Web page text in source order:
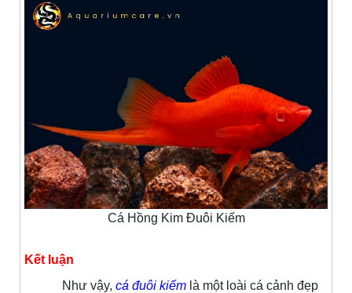
Cá Hồng Kim Đuôi Kiếm
Kết luận
Như vậy, cá đuôi kiếm là một loài cá cảnh đẹp